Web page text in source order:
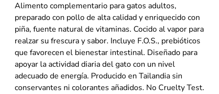
Alimento complementario para gatos adultos,
preparado con pollo de alta calidad y enriquecido con
piña, fuente natural de vitaminas. Cocido al vapor para
realzar su frescura y sabor. Incluye F.O.S., prebióticos
que favorecen el bienestar intestinal. Diseñado para
apoyar la actividad diaria del gato con un nivel
adecuado de energía. Producido en Tailandia sin
conservantes ni colorantes añadidos. No Cruelty Test.